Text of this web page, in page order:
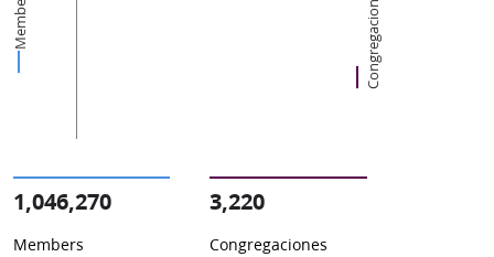
Members Congregaciones
1,046,270
Members
3,220
Congregaciones